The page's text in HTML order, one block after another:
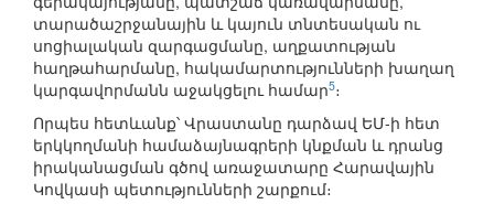
տարածաշրջանային և կայուն տնտեսական ու
սոցիալական զարգացմանը, աղքատության
հաղթահարմանը, հակամարտությունների խաղաղ
կարգավորմանն աջակցելու համար5։
Որպես հետևանք՝ Վրաստանը դարձավ ԵՄ-ի հետ
երկկողմանի համաձայնագրերի կնքման և դրանց
իրականացման գծով առաջատարը Հարավային
Կովկասի պետությունների շարքում։